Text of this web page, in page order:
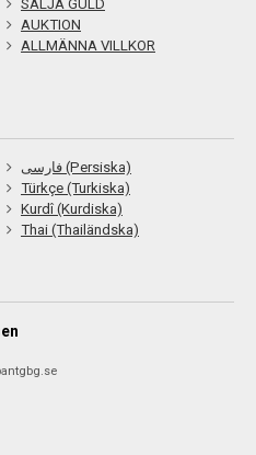
SÄLJA GULD
AUKTION
ALLMÄNNA VILLKOR
فارسی (Persiska)
Türkçe (Turkiska)
Kurdî (Kurdiska)
Thai (Thailändska)